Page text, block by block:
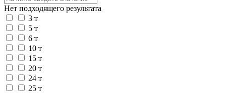
Нет подходящего результата
3 т
5 т
6 т
10 т
15 т
20 т
24 т
25 т